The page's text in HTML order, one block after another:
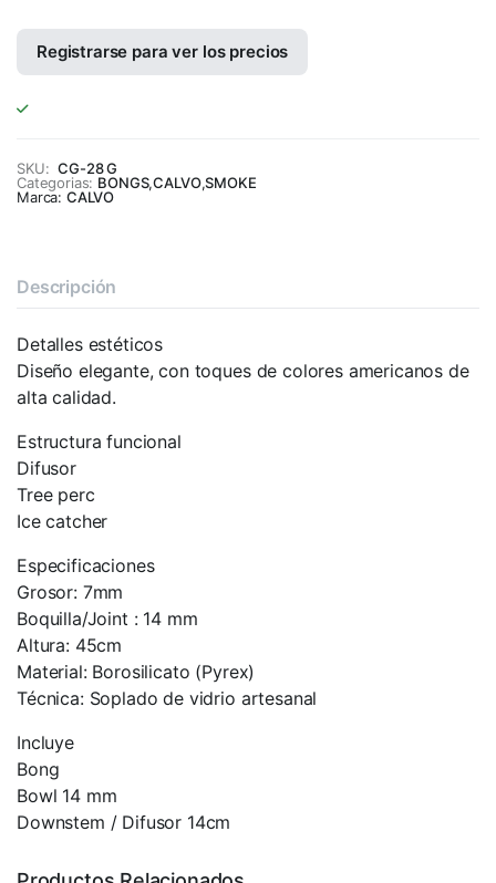
Registrarse para ver los precios
SKU: CG-28 G
Categorias: BONGS,CALVO,SMOKE
Marca: CALVO
Descripción
Detalles estéticos
Diseño elegante, con toques de colores americanos de
alta calidad.
Estructura funcional
Difusor
Tree perc
Ice catcher
Especificaciones
Grosor: 7mm
Boquilla/Joint : 14 mm
Altura: 45cm
Material: Borosilicato (Pyrex)
Técnica: Soplado de vidrio artesanal
Incluye
Bong
Bowl 14 mm
Downstem / Difusor 14cm